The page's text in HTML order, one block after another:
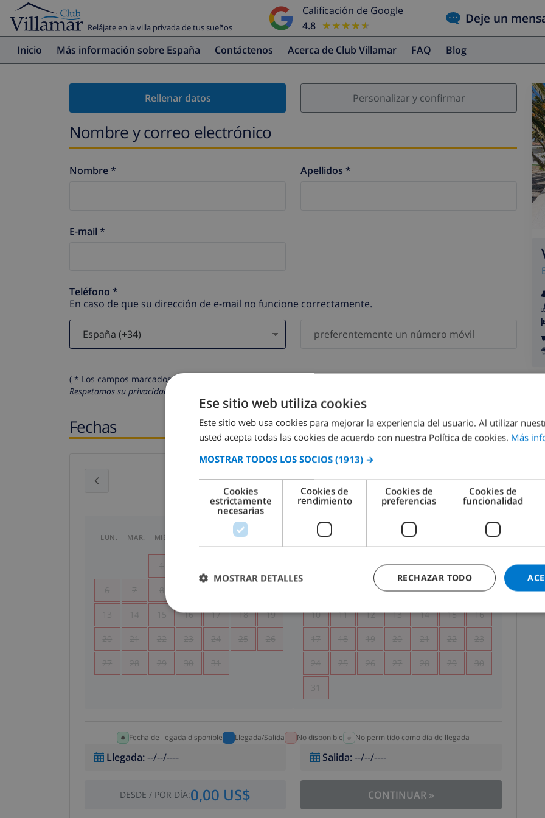
Relájate en la villa privada de tus sueños
Calificación de Google
4.8
★★★★★
★★★★★ Deje un
Inicio Más información sobre España Contáctenos Acerca de Club Villamar FAQ Blog
Rellenar datos Personalizar y confirmar
Nombre y correo electrónico
Nombre * Apellidos *
E-mail *
Teléfono *
En caso de que su dirección de e-mail no funcione correctamente.
( * Los campos marcados con un asterisco son obligatorios )
Respetamos su privacidad. Sus datos personales no serán compartidos con ninguna otra persona o empresa.
Fechas
julio 2026 agosto 2026
LUN. MAR. MIÉ. SÁB.
1
6 7 8
13 14 15 16 17 18 19
20 21 22 23 24 25 26
27 28 29 30 31
LUN. JUE. DOM.
1 2
6 7 8 9
10 11 12 13 14 15 16
17 18 19 20 21 22 23
24 25 26 27 28 29 30
31
Fecha de llegada disponible Llegada/Salida No disponible No permitido como día de llegada
Llegada:--/--/---- Salida:--/--/----
DESDE / POR DÍA:0,00 US$ CONTINUAR »
Ese sitio web utiliza cookies
Este sitio web usa cookies para mejorar la experiencia del usuario. Al utilizar
usted acepta todas las cookies de acuerdo con nuestra Política de cookies. Más
MOSTRAR TODOS LOS SOCIOS (1913) →
Cookies
estrictamente
necesarias
Cookies de
rendimiento
Cookies de
preferencias
Cookies de
funcionalidad
RECHAZAR TODO
MOSTRAR DETALLES